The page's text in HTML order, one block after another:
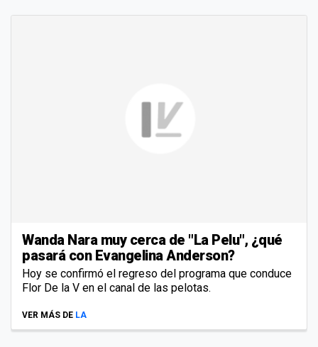
Wanda Nara muy cerca de "La Pelu", ¿qué
pasará con Evangelina Anderson?
Hoy se confirmó el regreso del programa que conduce
Flor De la V en el canal de las pelotas.
VER MÁS DE LA